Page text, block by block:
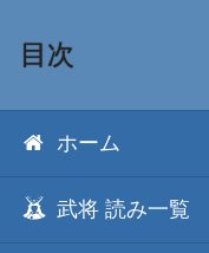
目次
ホーム
武将 読み一覧